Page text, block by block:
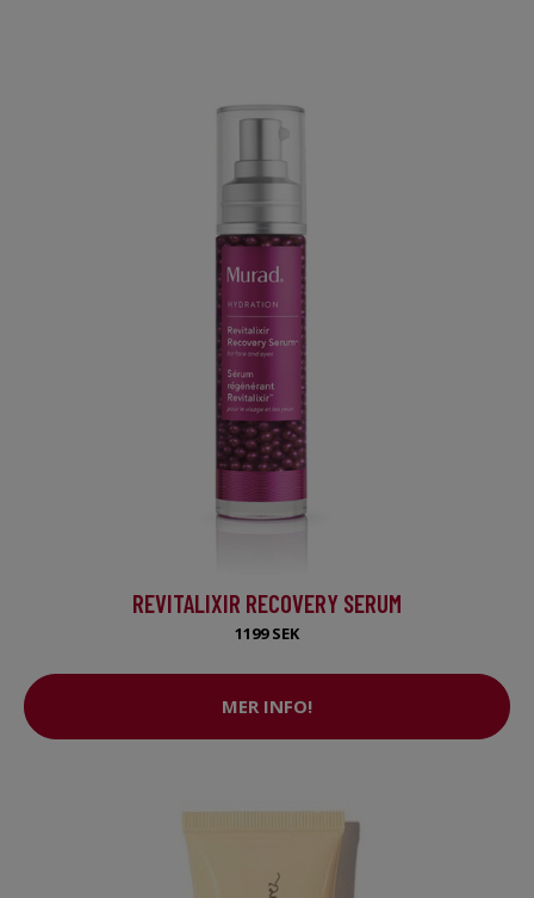
REVITALIXIR RECOVERY SERUM
1199 SEK
MER INFO!